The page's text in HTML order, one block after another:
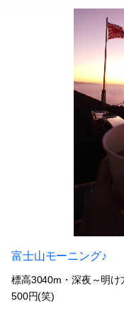
富士山モーニング♪
標高3040m・深夜～明
500円(笑)